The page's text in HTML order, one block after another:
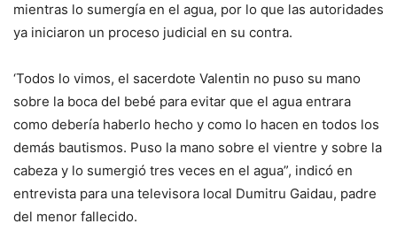
mientras lo sumergía en el agua, por lo que las autoridades
ya iniciaron un proceso judicial en su contra.
‘Todos lo vimos, el sacerdote Valentin no puso su mano
sobre la boca del bebé para evitar que el agua entrara
como debería haberlo hecho y como lo hacen en todos los
demás bautismos. Puso la mano sobre el vientre y sobre la
cabeza y lo sumergió tres veces en el agua”, indicó en
entrevista para una televisora local Dumitru Gaidau, padre
del menor fallecido.